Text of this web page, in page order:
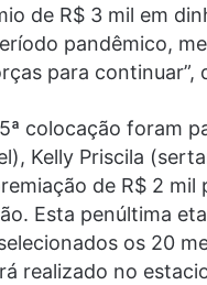
de R$ 3 mil em
pandêmico,
para continuar”,
colocação foram
Kelly Priscila
de R$ 2 mil
Esta penúltima
os 20
realizado no